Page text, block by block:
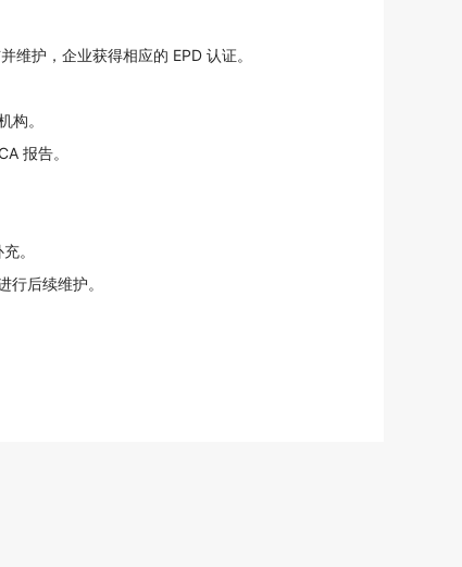
维护，企业获得相应的 EPD 认证。
构。
报告。
。
行后续维护。